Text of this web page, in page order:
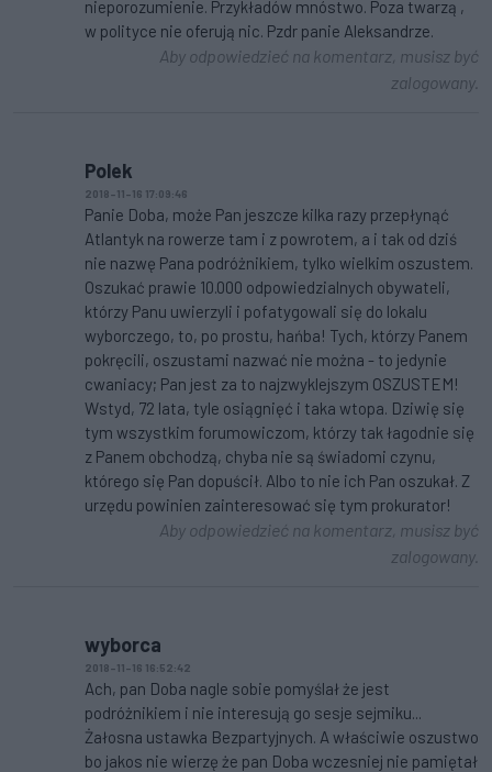
nieporozumienie. Przykładów mnóstwo. Poza twarzą ,
w polityce nie oferują nic. Pzdr panie Aleksandrze.
Aby odpowiedzieć na komentarz, musisz być
zalogowany.
Polek
2018-11-16 17:09:46
Panie Doba, może Pan jeszcze kilka razy przepłynąć
Atlantyk na rowerze tam i z powrotem, a i tak od dziś
nie nazwę Pana podróżnikiem, tylko wielkim oszustem.
Oszukać prawie 10.000 odpowiedzialnych obywateli,
którzy Panu uwierzyli i pofatygowali się do lokalu
wyborczego, to, po prostu, hańba! Tych, którzy Panem
pokręcili, oszustami nazwać nie można - to jedynie
cwaniacy; Pan jest za to najzwyklejszym OSZUSTEM!
Wstyd, 72 lata, tyle osiągnięć i taka wtopa. Dziwię się
tym wszystkim forumowiczom, którzy tak łagodnie się
z Panem obchodzą, chyba nie są świadomi czynu,
którego się Pan dopuścił. Albo to nie ich Pan oszukał. Z
urzędu powinien zainteresować się tym prokurator!
Aby odpowiedzieć na komentarz, musisz być
zalogowany.
wyborca
2018-11-16 16:52:42
Ach, pan Doba nagle sobie pomyślał że jest
podróżnikiem i nie interesują go sesje sejmiku...
Żałosna ustawka Bezpartyjnych. A właściwie oszustwo
bo jakos nie wierzę że pan Doba wczesniej nie pamiętał